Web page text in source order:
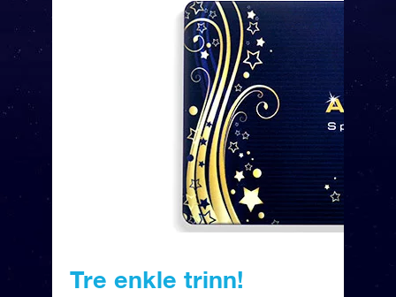
Tre enkle trinn!